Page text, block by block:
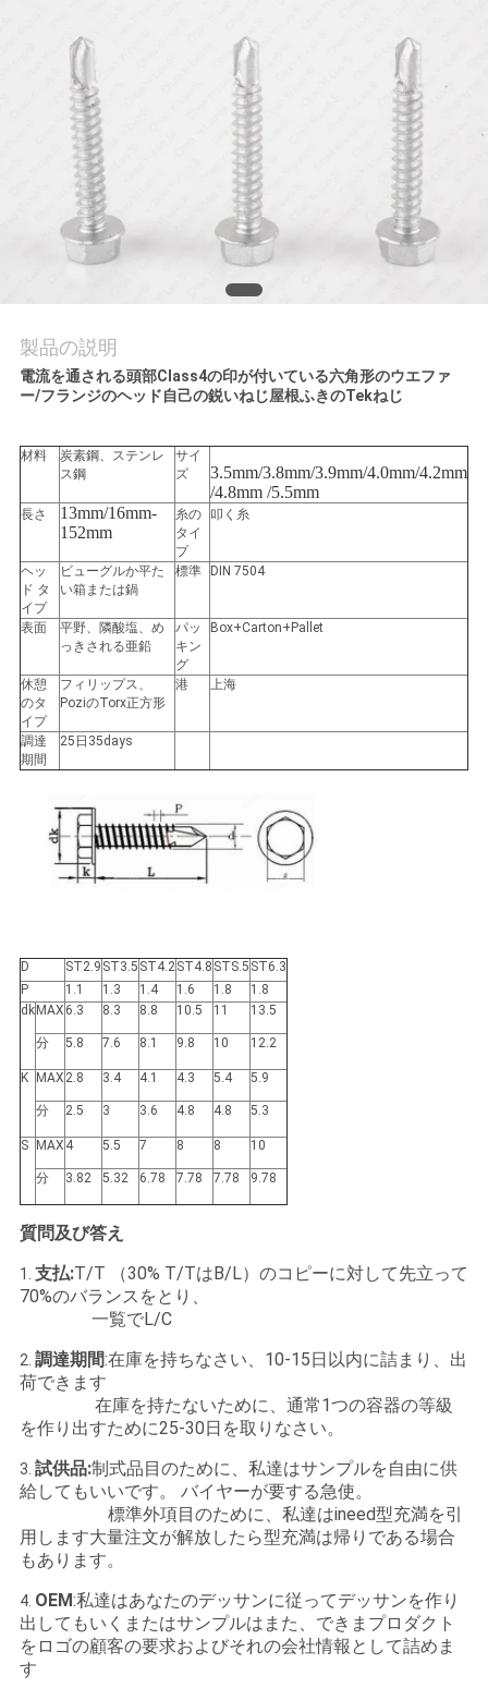
に
連
絡
し
さ
い
ニ
ュ
ー
ス
要
求
し
な
さ
い
地
PRIVACY
POLICY
製品の説明
電流を通される頭部Class4の印が付いている六角形のウエファ
ー/フランジのヘッド自己の鋭いねじ屋根ふきのTekねじ
材料
炭素鋼、ステンレ
ス鋼
サイ
ズ
3.5mm/3.8mm/3.9mm/4.0mm/4.2mm
/4.8mm /5.5mm
長さ
13mm/16mm-
152mm
糸の
タイ
プ
叩く糸
ヘッ
ド タ
イプ
ビューグルか平た
い箱または鍋
標準 DIN 7504
表面
平野、隣酸塩、め
っきされる亜鉛
パッ
キン
グ
Box+Carton+Pallet
休憩
のタ
イプ
フィリップス、
PoziのTorx正方形
港 上海
調達
期間
25日35days
D ST2.9 ST3.5 ST4.2 ST4.8 STS.5 ST6.3
P
1.1 1.3 1.4 1.6 1.8
1.8
dkMAX 6.3 8.3 8.8 10.5 11 13.5
分 5.8 7.6 8.1 9.8 10 12.2
K MAX 2.8 3.4 4.1 4.3 5.4 5.9
分 2.5 3 3.6 4.8 4.8 5.3
S MAX 4 5.5 7 8 8 10
分 3.82 5.32 6.78 7.78 7.78 9.78
質問及び答え
1. 支払:T/T （30% T/TはB/L）のコピーに対して先立って
70%のバランスをとり、
一覧でL/C
2. 調達期間:在庫を持ちなさい、10-15日以内に詰まり、出
荷できます
在庫を持たないために、通常1つの容器の等級
を作り出すために25-30日を取りなさい。
3. 試供品:制式品目のために、私達はサンプルを自由に供
給してもいいです。 バイヤーが要する急使。
標準外項目のために、私達はineed型充満を引
用します大量注文が解放したら型充満は帰りである場合
もあります。
4. OEM:私達はあなたのデッサンに従ってデッサンを作り
出してもいくまたはサンプルはまた、できまプロダクト
をロゴの顧客の要求およびそれの会社情報として詰めま
す